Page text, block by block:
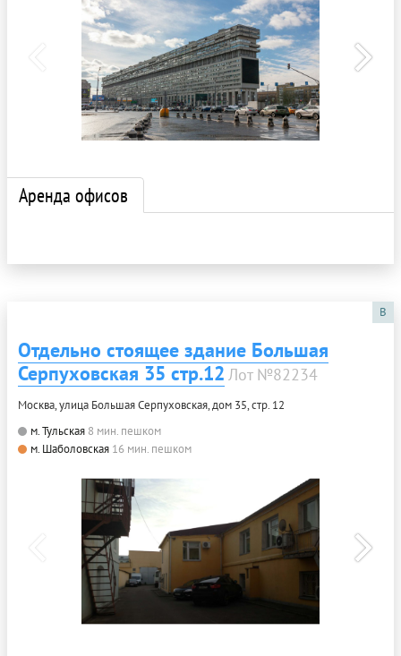
Аренда офисов
B
Отдельно стоящее здание Большая
Серпуховская 35 стр.12 Лот №82234
Москва, улица Большая Серпуховская, дом 35, стр. 12
м. Тульская 8 мин. пешком
м. Шаболовская 16 мин. пешком